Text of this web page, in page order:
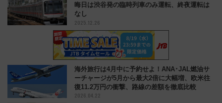
晦日は渋谷発の臨時列車のみ運転、終夜運転は
なし
2025.12.26
海外旅行は4月中に予約せよ！ANA･JAL燃油サ
ーチャージが5月から最大2倍に大幅増、欧米往
復11.2万円の衝撃、路線の差額を徹底比較
2026.04.22